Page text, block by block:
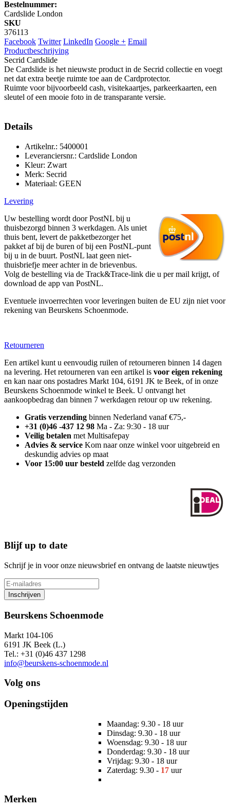
Bestelnummer:
Cardslide London
SKU
376113
Facebook Twitter LinkedIn Google + Email
Productbeschrijving
Secrid Cardslide
De Cardslide is het nieuwste product in de Secrid collectie en voegt
net dat extra beetje ruimte toe aan de Cardprotector.
Ruimte voor bijvoorbeeld cash, visitekaartjes, parkeerkaarten, een
sleutel of een mooie foto in de transparante versie.
Details
Artikelnr.: 5400001
Leveranciersnr.: Cardslide London
Kleur: Zwart
Merk: Secrid
Materiaal: GEEN
Levering
Uw bestelling wordt door PostNL bij u
thuisbezorgd binnen 3 werkdagen. Als uniet
thuis bent, levert de pakketbezorger het
pakket af bij de buren of bij een PostNL-punt
bij u in de buurt. PostNL laat geen niet-
thuisbriefje meer achter in de brievenbus.
Volg de bestelling via de Track&Trace-link die u per mail krijgt, of
download de app van PostNL.
Eventuele invoerrechten voor leveringen buiten de EU zijn niet voor
rekening van Beurskens Schoenmode.
Retourneren
Een artikel kunt u eenvoudig ruilen of retourneren binnen 14 dagen
na levering. Het retourneren van een artikel is voor eigen rekening
en kan naar ons postadres Markt 104, 6191 JK te Beek, of in onze
Beurskens Schoenmode winkel te Beek. U ontvangt het
aankoopbedrag dan binnen 7 werkdagen retour op uw rekening.
Gratis verzending binnen Nederland vanaf €75,-
+31 (0)46 -437 12 98 Ma - Za: 9:30 - 18 uur
Veilig betalen met Multisafepay
Advies & service Kom naar onze winkel voor uitgebreid en
deskundig advies op maat
Voor 15:00 uur besteld zelfde dag verzonden
Blijf up to date
Schrijf je in voor onze nieuwsbrief en ontvang de laatste nieuwtjes
Inschrijven
Beurskens Schoenmode
Markt 104-106
6191 JK Beek (L.)
Tel.: +31 (0)46 437 1298
info@beurskens-schoenmode.nl
Volg ons
Openingstijden
Maandag: 9.30 - 18 uur
Dinsdag: 9.30 - 18 uur
Woensdag: 9.30 - 18 uur
Donderdag: 9.30 - 18 uur
Vrijdag: 9.30 - 18 uur
Zaterdag: 9.30 - 17 uur
Merken